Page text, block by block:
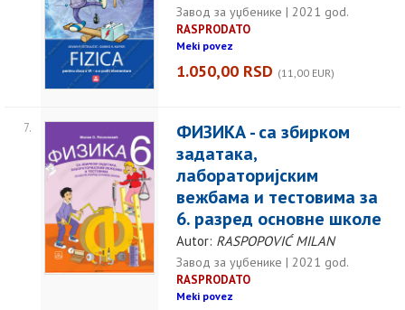
Завод за уџбенике | 2021 god.
RASPRODATO
Meki povez
1.050,00 RSD (11,00 EUR)
7.
ФИЗИКА - са збирком
задатака,
лабораторијским
вежбама и тестовима за
6. разред основне школе
Autor: RASPOPOVIĆ MILAN
Завод за уџбенике | 2021 god.
RASPRODATO
Meki povez